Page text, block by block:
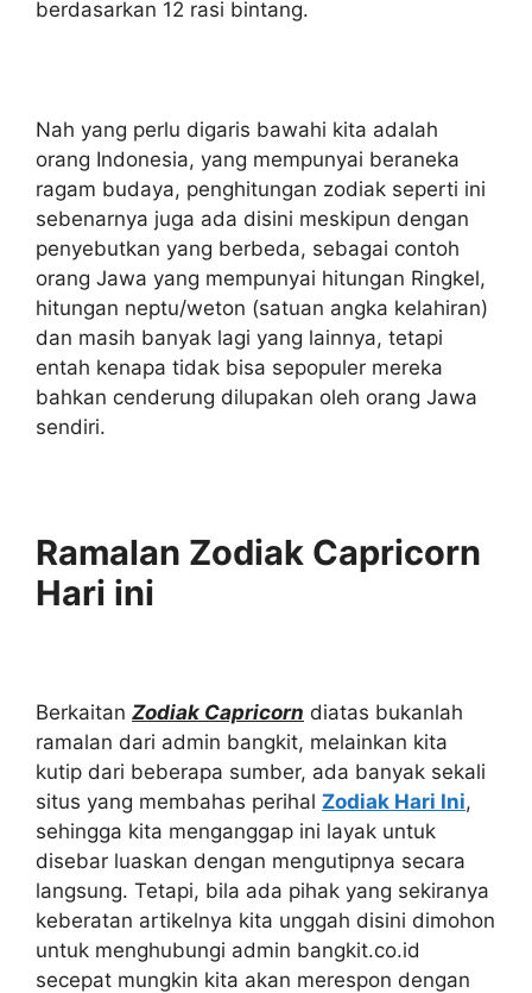
berdasarkan 12 rasi bintang.
Nah yang perlu digaris bawahi kita adalah
orang Indonesia, yang mempunyai beraneka
ragam budaya, penghitungan zodiak seperti ini
sebenarnya juga ada disini meskipun dengan
penyebutkan yang berbeda, sebagai contoh
orang Jawa yang mempunyai hitungan Ringkel,
hitungan neptu/weton (satuan angka kelahiran)
dan masih banyak lagi yang lainnya, tetapi
entah kenapa tidak bisa sepopuler mereka
bahkan cenderung dilupakan oleh orang Jawa
sendiri.
Ramalan Zodiak Capricorn
Hari ini
Berkaitan Zodiak Capricorn diatas bukanlah
ramalan dari admin bangkit, melainkan kita
kutip dari beberapa sumber, ada banyak sekali
situs yang membahas perihal Zodiak Hari Ini,
sehingga kita menganggap ini layak untuk
disebar luaskan dengan mengutipnya secara
langsung. Tetapi, bila ada pihak yang sekiranya
keberatan artikelnya kita unggah disini dimohon
untuk menghubungi admin bangkit.co.id
secepat mungkin kita akan merespon dengan